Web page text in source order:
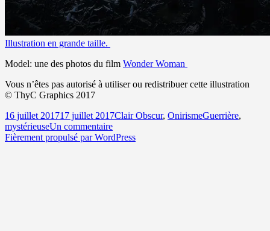
Illustration en grande taille.
Model: une des photos du film Wonder Woman
Vous n’êtes pas autorisé à utiliser ou redistribuer cette illustration
© ThyC Graphics 2017
Publié
le
16 juillet 201717 juillet 2017Catégories
Clair Obscur, OnirismeMots-
Guerrière,
mystérieuseUn commentairesur
Mystérieuse…
Fièrement propulsé par WordPress